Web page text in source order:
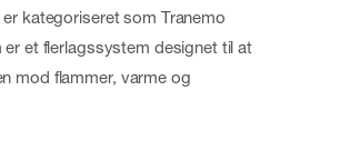
kategoriseret som Tranemo
er et flerlagssystem designet til at
mod flammer, varme og